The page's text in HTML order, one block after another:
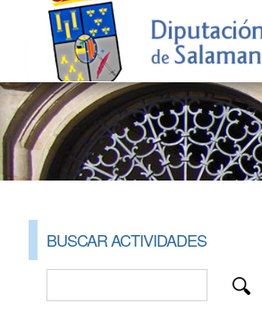
BUSCAR ACTIVIDADES